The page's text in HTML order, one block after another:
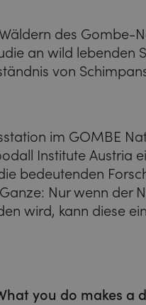
des
an wild lebenden
von
im GOMBE
Institute Austria
bedeutenden
Nur wenn der
wird, kann diese
you do makes a